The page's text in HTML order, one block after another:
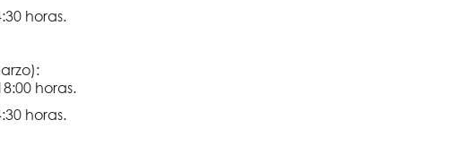
horas.
horas.
horas.